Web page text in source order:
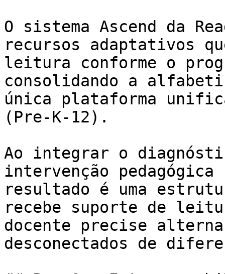
O sistema Ascend da
recursos adaptativos
leitura conforme o
consolidando a
única plataforma
(Pre-K-12).
Ao integrar o
intervenção
resultado é uma
recebe suporte de
docente precise
desconectados de